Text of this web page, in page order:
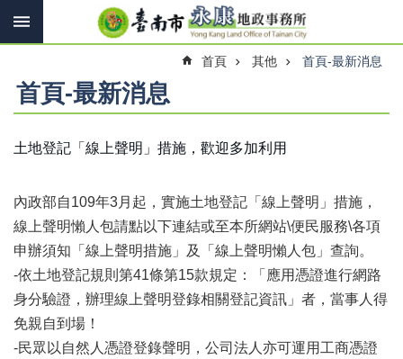
跳到主要內容區塊
搜
搜
尋
快
報
機
關
簡
介
線
首頁 其他 首頁-最新消息
首頁-最新消息
土地登記「線上聲明」措施，歡迎多加利用
內政部自109年3月起，實施土地登記「線上聲明」措施，
線上聲明懶人包請點以下連結或至本所網站\便民服務\各項
申辦須知「線上聲明措施」及「線上聲明懶人包」查詢。
-依土地登記規則第41條第15款規定：「應用憑證進行網路
身分驗證，辦理線上聲明登錄相關登記資訊」者，當事人得
免親自到場！
-民眾以自然人憑證登錄聲明，公司法人亦可運用工商憑證